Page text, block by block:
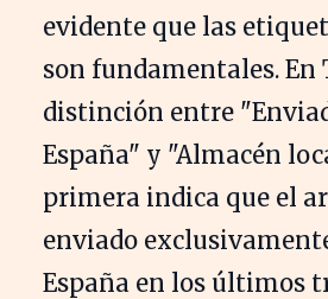
evidente que las
son fundamentales. En
distinción entre
España" y "Almacén
primera indica que el
enviado
España en los últimos